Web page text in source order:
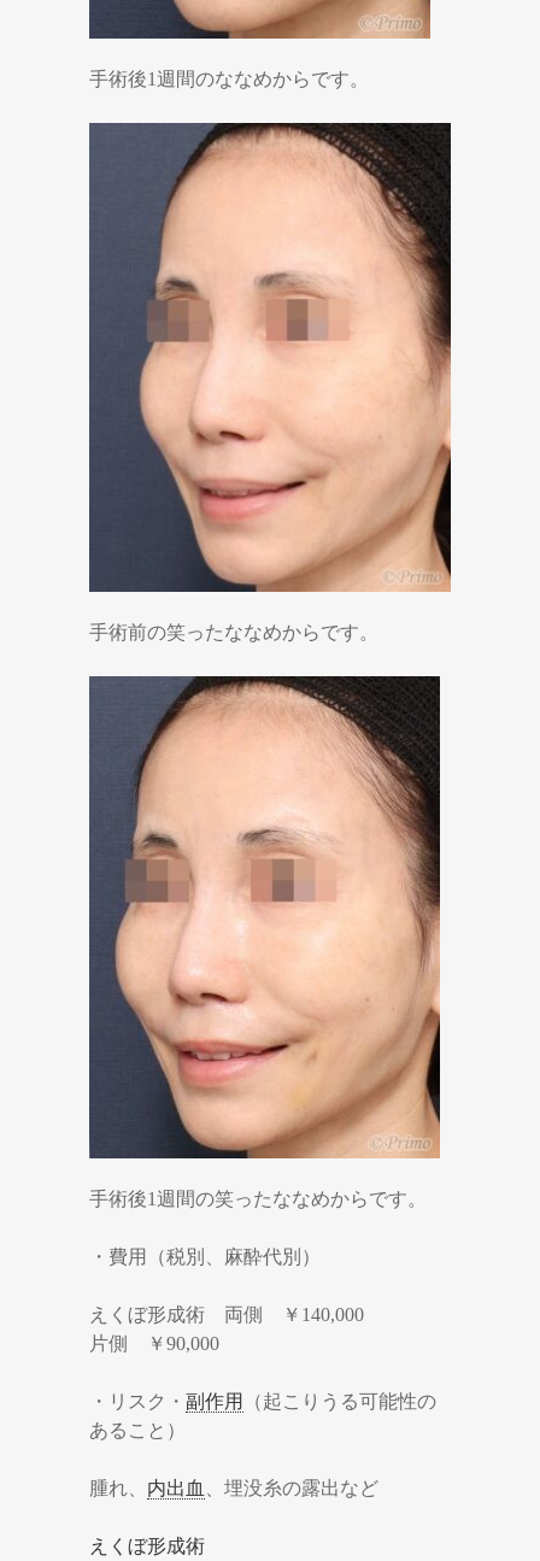
手術後1週間のななめからです。
手術前の笑ったななめからです。
手術後1週間の笑ったななめからです。
・費用（税別、麻酔代別）
えくぼ形成術 両側 ￥140,000
片側 ￥90,000
・リスク・ 副作用
（起こりうる可能性の
あること）
腫れ、 内出血 、埋没糸の露出など
えくぼ形成術